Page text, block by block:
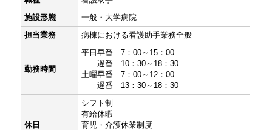
施設形態
一般・大学病院
担当業務
病棟における看護助手業務全般
勤務時間
平日早番 7：00～15：00
遅番 10：30～18：30
土曜早番 7：00～12：00
遅番 13：30～18：30
休日
シフト制
有給休暇
育児・介護休業制度